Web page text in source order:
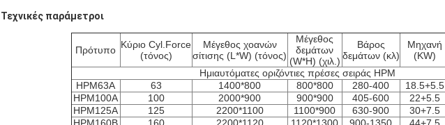
Τεχνικές παράμετροι
Πρότυπο Κύριο Cyl.Force
(τόνος)
Μέγεθος χοανών
σίτισης (L*W) (τόνος)
Μέγεθος
δεμάτων
(W*H) (χιλ.)
Βάρος
δεμάτων (κλ)
Μηχανή
(KW)
Ημιαυτόματες οριζόντιες πρέσες σειράς HPM
HPM63A
63 1400*800 800*800 280-400 18.5+5.5
HPM100A
100 2000*900 900*900 405-600 22+5.5
HPM125A
125 2200*1100 1100*900 630-900 30+7.5